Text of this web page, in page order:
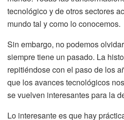
tecnológico y de otros sectores
mundo tal y como lo conocemos.
Sin embargo, no podemos
siempre tiene un pasado. La
repitiéndose con el paso de los
que los avances tecnológicos
se vuelven interesantes para la
Lo interesante es que hay